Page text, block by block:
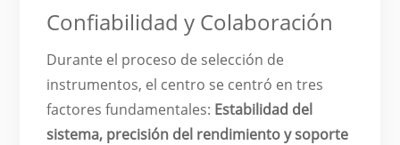
Confiabilidad y Colaboración
Durante el proceso de selección de
instrumentos, el centro se centró en tres
factores fundamentales: Estabilidad del
sistema, precisión del rendimiento y soporte